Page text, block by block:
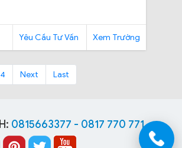
Yêu Cầu Tư Vấn Xem Trường
Next Last
0815663377 - 0817 770 771